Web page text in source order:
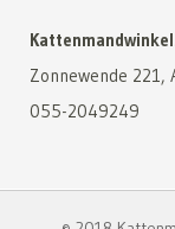
Zonnewende 221,
055-2049249